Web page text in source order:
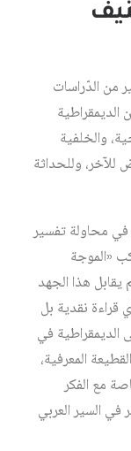
من الدّراسات
الديمقراطية
والخلفية
للآخر، وللحداثة
في محاولة تفسير
«الموجة
يقابل هذا الجهد
قراءة نقدية بل
الديمقراطية في
المعرفية،
مع الفكر
في السير العربي